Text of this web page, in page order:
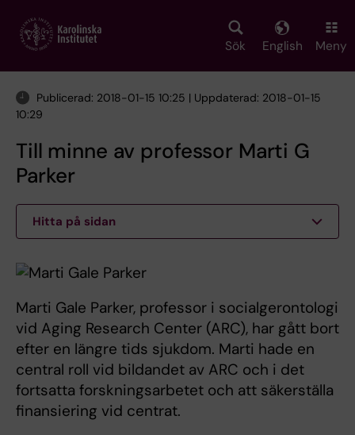
main
Sök English Meny
Publicerad: 2018-01-15 10:25 | Uppdaterad: 2018-01-15
10:29
Till minne av professor Marti G
Parker
Hitta på sidan
Marti Gale Parker, professor i socialgerontologi
vid Aging Research Center (ARC), har gått bort
efter en längre tids sjukdom. Marti hade en
central roll vid bildandet av ARC och i det
fortsatta forskningsarbetet och att säkerställa
finansiering vid centrat.